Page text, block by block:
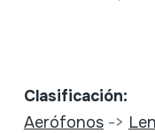
Clasificación:
Aerófonos->